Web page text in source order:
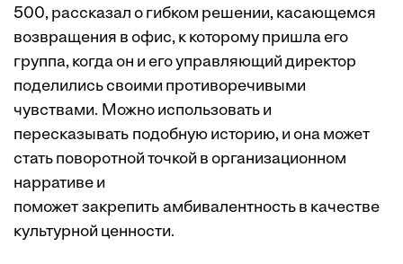
500, рассказал о гибком решении, касающемся
возвращения в офис, к которому пришла его
группа, когда он и его управляющий директор
поделились своими противоречивыми
чувствами. Можно использовать и
пересказывать подобную историю, и она может
стать поворотной точкой в организационном
нарративе и
поможет закрепить амбивалентность в качестве
культурной ценности.